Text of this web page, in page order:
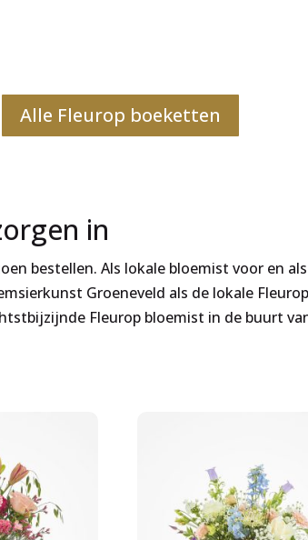
Alle Fleurop boeketten
in
bestellen. Als lokale bloemist voor en
Groeneveld als de lokale
Fleurop bloemist in de buurt